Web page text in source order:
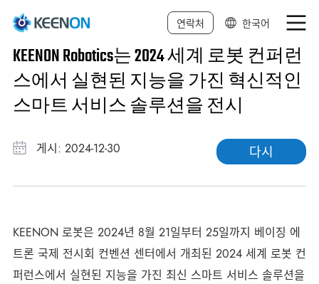
연락처 한국어
中文简体
中文繁体
日本語
Español
Italiano
KEENON Robotics는 2024 세계 로봇 컨퍼런
스에서 실현된 지능을 가진 혁신적인
스마트 서비스 솔루션을 전시
게시: 2024-12-30 다시
KEENON 로봇은 2024년 8월 21일부터 25일까지 베이징 에
트론 국제 전시회 컨벤션 센터에서 개최된 2024 세계 로봇 컨
퍼런스에서 실현된 지능을 가진 최신 스마트 서비스 솔루션을